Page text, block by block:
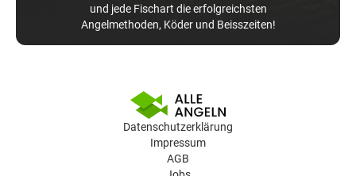
und jede Fischart die erfolgreichsten
Angelmethoden, Köder und Beisszeiten!
Datenschutzerklärung
Impressum
AGB